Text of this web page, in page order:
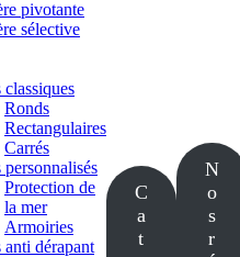
pivotante
sélective
Ronds
Rectangulaires
Carrés
Protection de
la mer
Armoiries
anti dérapant
C
a
t
N
o
s
r